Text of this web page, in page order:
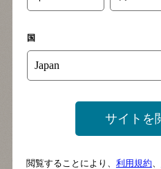
「このバーの名はフォースルで
イスをしなくてはいけません」
笑顔で語りながらも、口調はい
テンダーとしてのプライドを感じ
「素晴らしいですね。その姿勢
は歯科医をしてきました。70歳
あと数年ですが、初心に戻って
国
サイトを
閲覧することにより、 利用規約